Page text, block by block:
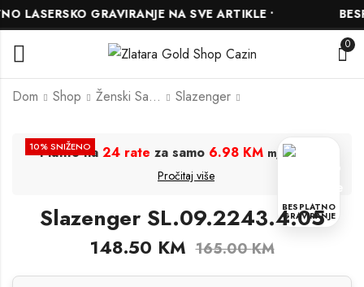
GRAVIRANJE NA SVE ARTIKLE •
0
Dom Shop Ženski Satovi Slazenger
Slazenger
SL.09.2243.4.06
Slazenger
SL.09.6117.3.02
10% SNIŽENO
BESPLATNO
GRAVIRANJE
Platite na 24 rate za samo 6.98 KM mjesečno
Pročitaj više
Slazenger SL.09.2243.4.05
148.50 KM 165.00KM